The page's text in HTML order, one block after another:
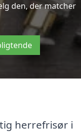
den, der matcher
herrefrisør i